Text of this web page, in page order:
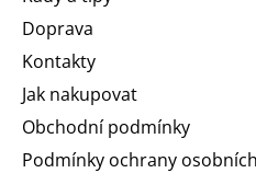
Doprava
Kontakty
Jak nakupovat
Obchodní podmínky
Podmínky ochrany